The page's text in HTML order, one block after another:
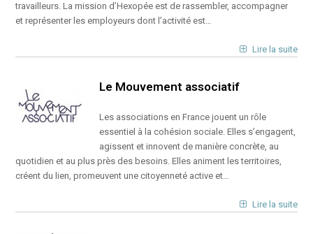
travailleurs. La mission d’Hexopée est de rassembler, accompagner
et représenter les employeurs dont l’activité est…
Lire la suite
Le Mouvement associatif
Les associations en France jouent un rôle
essentiel à la cohésion sociale. Elles s’engagent,
agissent et innovent de manière concrète, au
quotidien et au plus près des besoins. Elles animent les territoires,
créent du lien, promeuvent une citoyenneté active et…
Lire la suite